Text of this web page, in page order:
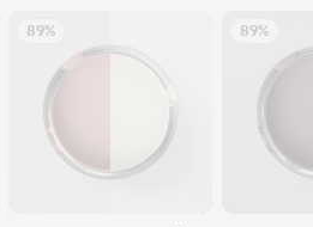
89% 89%